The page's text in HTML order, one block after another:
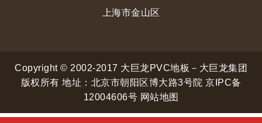
上海市金山区
Copyright © 2002-2017 大巨龙PVC地板－大巨龙集团
版权所有 地址：北京市朝阳区博大路3号院 京IPC备
12004606号 网站地图